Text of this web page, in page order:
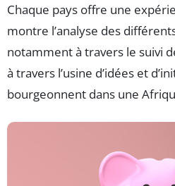
Chaque pays offre une
montre l’analyse des
notamment à travers le suivi
à travers l’usine d’idées et
bourgeonnent dans une